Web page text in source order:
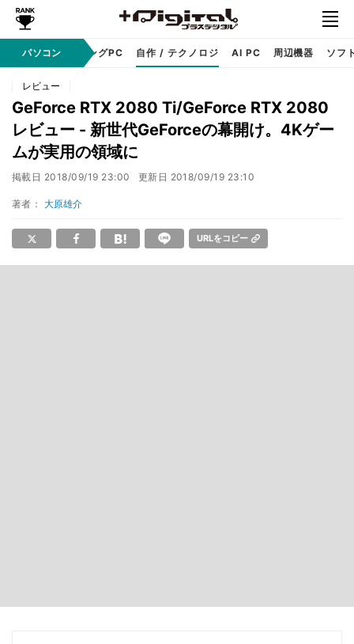
パソコン
PC本体 ゲーミングPC 自作 / テクノロジ AI PC 周辺機器 ソフ
レビュー
GeForce RTX 2080 Ti/GeForce RTX 2080
レビュー - 新世代GeForceの幕開け。4Kゲー
ムが実用の領域に
掲載日 2018/09/19 23:00 更新日 2018/09/19 23:10
著者： 大原雄介
URLをコピー